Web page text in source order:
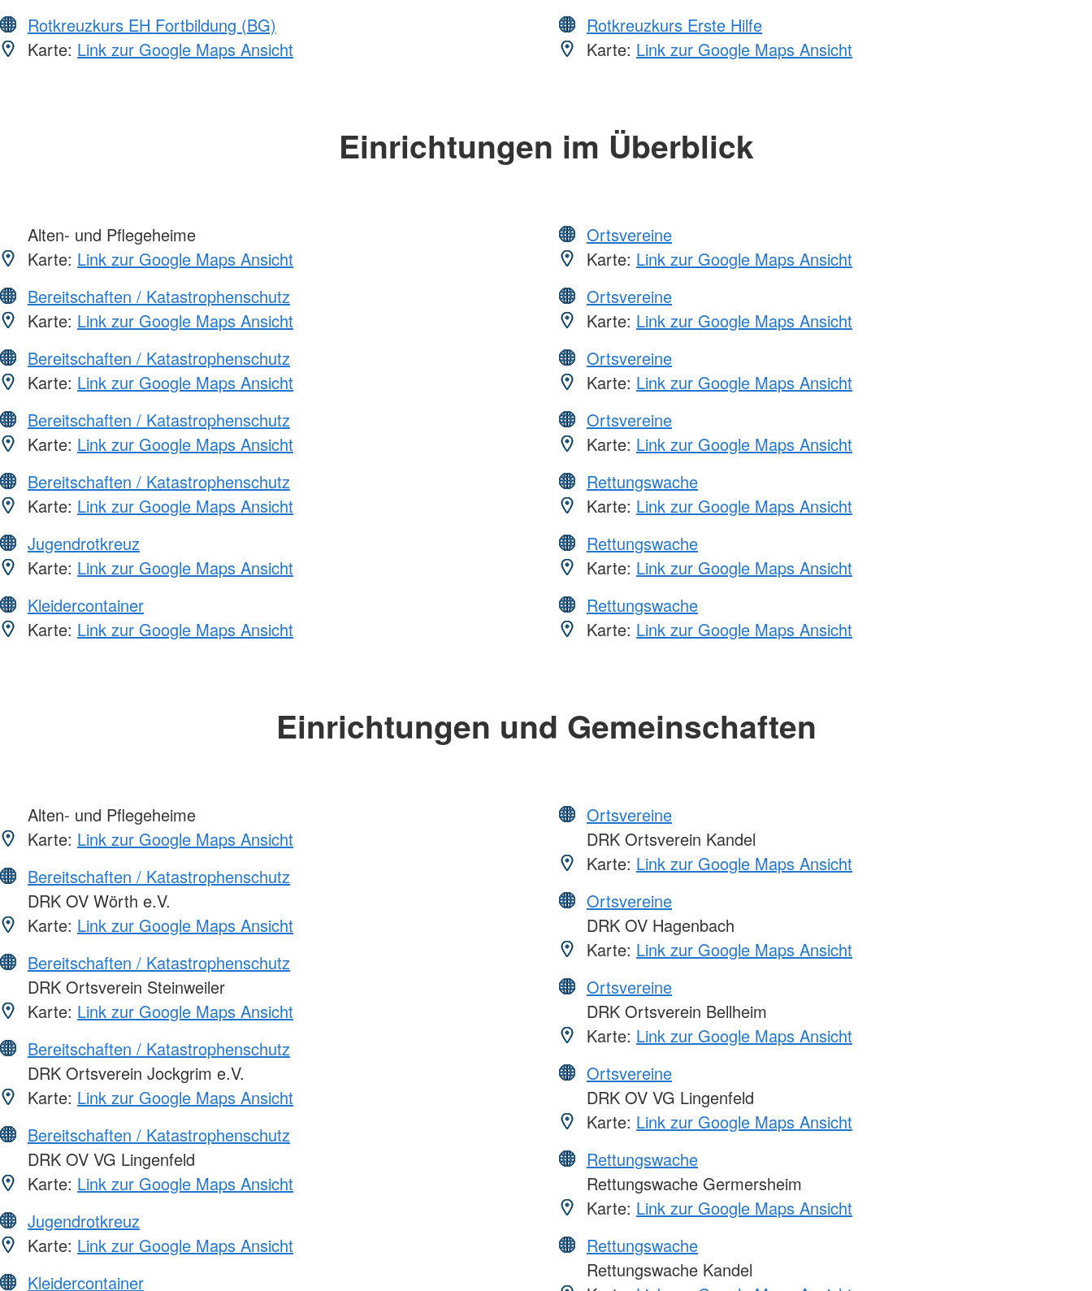
Rotkreuzkurs EH Fortbildung (BG)
Karte: Link zur Google Maps Ansicht
Rotkreuzkurs Erste Hilfe
Karte: Link zur Google Maps Ansicht
Einrichtungen im Überblick
Alten- und Pflegeheime
Karte: Link zur Google Maps Ansicht
Bereitschaften / Katastrophenschutz
Karte: Link zur Google Maps Ansicht
Bereitschaften / Katastrophenschutz
Karte: Link zur Google Maps Ansicht
Bereitschaften / Katastrophenschutz
Karte: Link zur Google Maps Ansicht
Bereitschaften / Katastrophenschutz
Karte: Link zur Google Maps Ansicht
Jugendrotkreuz
Karte: Link zur Google Maps Ansicht
Kleidercontainer
Karte: Link zur Google Maps Ansicht
Ortsvereine
Karte: Link zur Google Maps Ansicht
Ortsvereine
Karte: Link zur Google Maps Ansicht
Ortsvereine
Karte: Link zur Google Maps Ansicht
Ortsvereine
Karte: Link zur Google Maps Ansicht
Rettungswache
Karte: Link zur Google Maps Ansicht
Rettungswache
Karte: Link zur Google Maps Ansicht
Rettungswache
Karte: Link zur Google Maps Ansicht
Einrichtungen und Gemeinschaften
Alten- und Pflegeheime
Karte: Link zur Google Maps Ansicht
Bereitschaften / Katastrophenschutz
DRK OV Wörth e.V.
Karte: Link zur Google Maps Ansicht
Bereitschaften / Katastrophenschutz
DRK Ortsverein Steinweiler
Karte: Link zur Google Maps Ansicht
Bereitschaften / Katastrophenschutz
DRK Ortsverein Jockgrim e.V.
Karte: Link zur Google Maps Ansicht
Bereitschaften / Katastrophenschutz
DRK OV VG Lingenfeld
Karte: Link zur Google Maps Ansicht
Jugendrotkreuz
Karte: Link zur Google Maps Ansicht
Kleidercontainer
Ortsvereine
DRK Ortsverein Kandel
Karte: Link zur Google Maps Ansicht
Ortsvereine
DRK OV Hagenbach
Karte: Link zur Google Maps Ansicht
Ortsvereine
DRK Ortsverein Bellheim
Karte: Link zur Google Maps Ansicht
Ortsvereine
DRK OV VG Lingenfeld
Karte: Link zur Google Maps Ansicht
Rettungswache
Rettungswache Germersheim
Karte: Link zur Google Maps Ansicht
Rettungswache
Rettungswache Kandel